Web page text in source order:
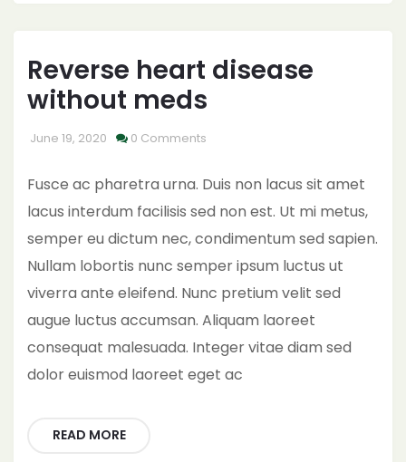
Reverse heart disease
without meds
June 19, 2020 0 Comments
Fusce ac pharetra urna. Duis non lacus sit amet
lacus interdum facilisis sed non est. Ut mi metus,
semper eu dictum nec, condimentum sed sapien.
Nullam lobortis nunc semper ipsum luctus ut
viverra ante eleifend. Nunc pretium velit sed
augue luctus accumsan. Aliquam laoreet
consequat malesuada. Integer vitae diam sed
dolor euismod laoreet eget ac
READ MORE